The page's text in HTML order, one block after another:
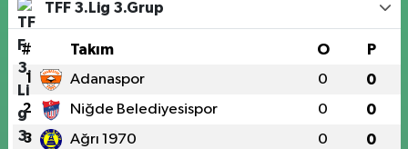
TFF 3.Lig 3.Grup
# Takım O P
1 Adanaspor 0 0
2 Niğde Belediyesispor 0 0
3 Ağrı 1970 0 0